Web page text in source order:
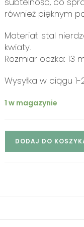
również pięknym
Materiał: stal
kwiaty.
Rozmiar oczka: 13
Wysyłka w ciągu
1 w magazynie
DODAJ DO